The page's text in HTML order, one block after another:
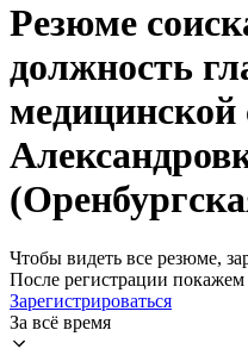
Резюме
должность
медицинской
Чтобы видеть все резюме,
После регистрации
Зарегистрироваться
За всё время